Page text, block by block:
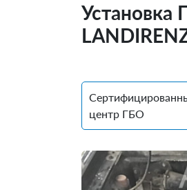
Установка
центр ГБО